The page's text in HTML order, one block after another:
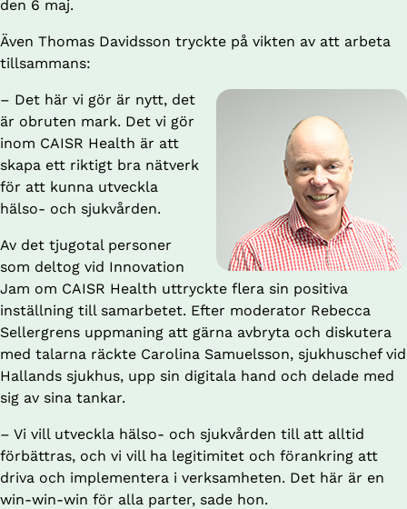
den 6 maj.
Även Thomas Davidsson tryckte på vikten av att arbeta
tillsammans:
– Det här vi gör är nytt, det
är obruten mark. Det vi gör
inom CAISR Health är att
skapa ett riktigt bra nätverk
för att kunna utveckla
hälso- och sjukvården.
Av det tjugotal personer
som deltog vid Innovation
Jam om CAISR Health uttryckte flera sin positiva
inställning till samarbetet. Efter moderator Rebecca
Sellergrens uppmaning att gärna avbryta och diskutera
med talarna räckte Carolina Samuelsson, sjukhuschef vid
Hallands sjukhus, upp sin digitala hand och delade med
sig av sina tankar.
– Vi vill utveckla hälso- och sjukvården till att alltid
förbättras, och vi vill ha legitimitet och förankring att
driva och implementera i verksamheten. Det här är en
win-win-win för alla parter, sade hon.